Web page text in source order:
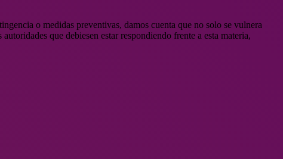
o medidas preventivas, damos cuenta que no solo se vulnera
que debiesen estar respondiendo frente a esta materia,